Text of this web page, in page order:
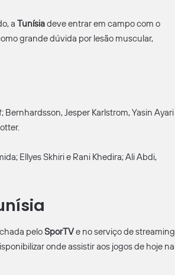
a Tunísiadeve entrar em campo com o
grande dúvida por lesão muscular,
Jesper Karlstrom, Yasin Ayari
Ellyes Skhiri e Rani Khedira; Ali Abdi,
peloSporTVe no serviço de streaming
onde assistir aos jogos de hoje na